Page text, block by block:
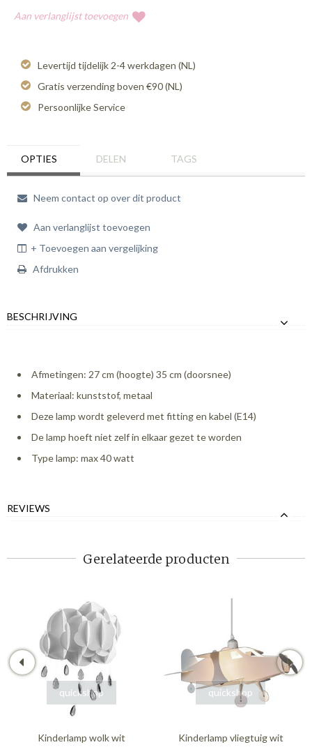
Aan verlanglijst toevoegen
Levertijd tijdelijk 2-4 werkdagen (NL)
Gratis verzending boven €90 (NL)
Persoonlijke Service
OPTIES DELEN TAGS
Neem contact op over dit product
Aan verlanglijst toevoegen
+ Toevoegen aan vergelijking
Afdrukken
BESCHRIJVING
Afmetingen: 27 cm (hoogte) 35 cm (doorsnee)
Materiaal: kunststof, metaal
Deze lamp wordt geleverd met fitting en kabel (E14)
De lamp hoeft niet zelf in elkaar gezet te worden
Type lamp: max 40 watt
REVIEWS
Gerelateerde producten
quickshop
Kinderlamp wolk wit
quickshop
Kinderlamp vliegtuig wit